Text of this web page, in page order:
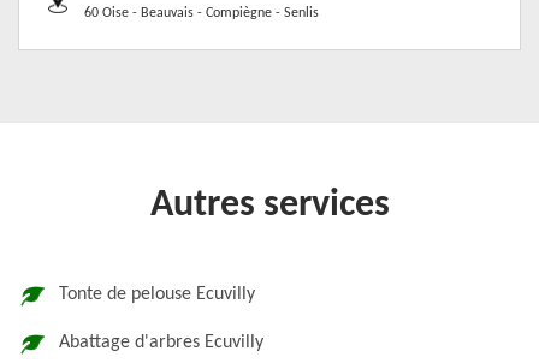
60 Oise - Beauvais - Compiègne - Senlis
Autres services
Tonte de pelouse Ecuvilly
Abattage d'arbres Ecuvilly